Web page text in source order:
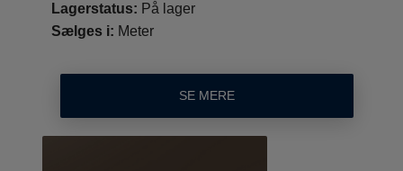
Lagerstatus: På lager
Sælges i: Meter
SE MERE